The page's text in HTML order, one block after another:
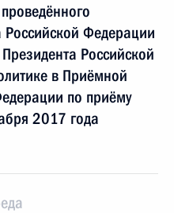
Федерации
Российской
в Приёмной
по приёму
2017 года